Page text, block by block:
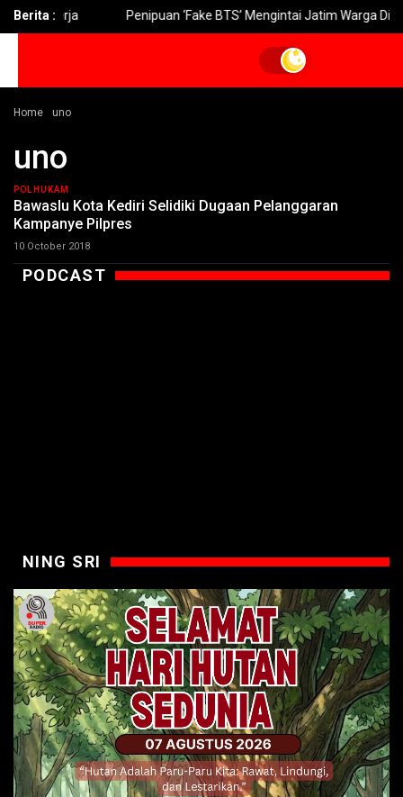
Berita : Penipuan ‘Fake BTS’ Mengintai Jatim Warga Diimbau
Home uno
uno
POLHUKAM
Bawaslu Kota Kediri Selidiki Dugaan Pelanggaran
Kampanye Pilpres
10 October 2018
PODCAST
NING SRI